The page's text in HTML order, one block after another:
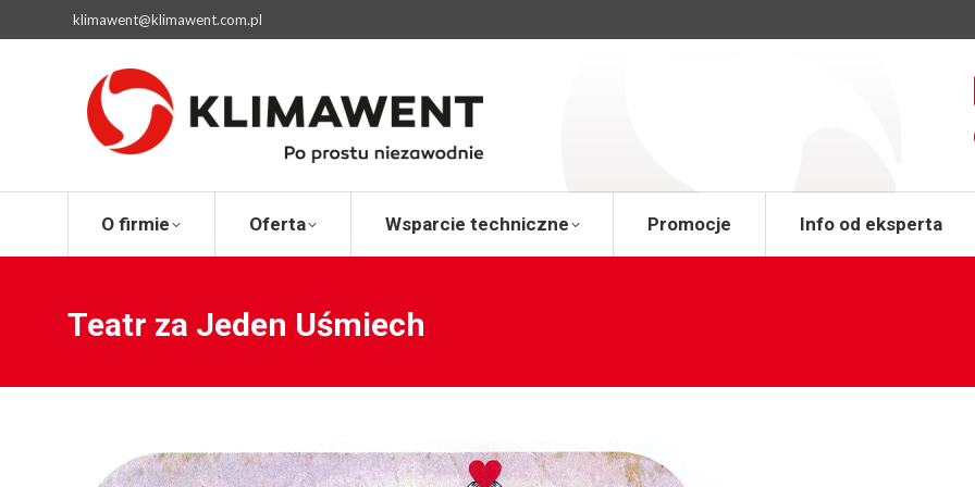
klimawent@klimawent.com.pl
O firmie Oferta Wsparcie techniczne Promocje Info od eksperta
Teatr za Jeden Uśmiech